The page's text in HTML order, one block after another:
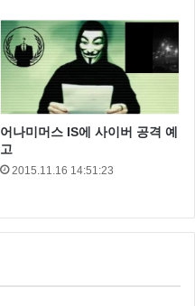
어나미머스 IS에 사이버 공격 예
고
2015.11.16 14:51:23